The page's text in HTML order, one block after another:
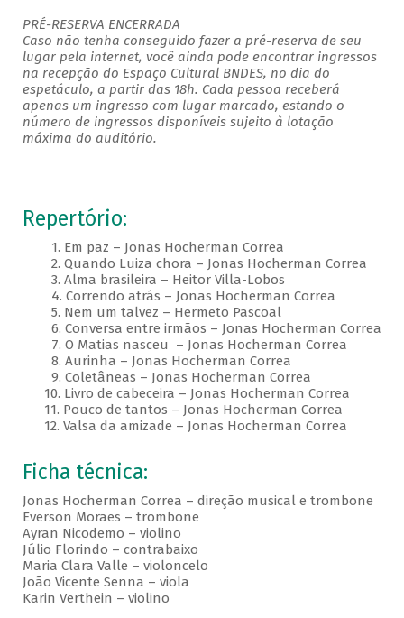
PRÉ-RESERVA ENCERRADA
Caso não tenha conseguido fazer a pré-reserva de seu
lugar pela internet, você ainda pode encontrar ingressos
na recepção do Espaço Cultural BNDES, no dia do
espetáculo, a partir das 18h. Cada pessoa receberá
apenas um ingresso com lugar marcado, estando o
número de ingressos disponíveis sujeito à lotação
máxima do auditório.
Repertório:
1. Em paz – Jonas Hocherman Correa
2. Quando Luiza chora – Jonas Hocherman Correa
3. Alma brasileira – Heitor Villa-Lobos
4. Correndo atrás – Jonas Hocherman Correa
5. Nem um talvez – Hermeto Pascoal
6. Conversa entre irmãos – Jonas Hocherman Correa
7. O Matias nasceu – Jonas Hocherman Correa
8. Aurinha – Jonas Hocherman Correa
9. Coletâneas – Jonas Hocherman Correa
10. Livro de cabeceira – Jonas Hocherman Correa
11. Pouco de tantos – Jonas Hocherman Correa
12. Valsa da amizade – Jonas Hocherman Correa
Ficha técnica:
Jonas Hocherman Correa – direção musical e trombone
Everson Moraes – trombone
Ayran Nicodemo – violino
Júlio Florindo – contrabaixo
Maria Clara Valle – violoncelo
João Vicente Senna – viola
Karin Verthein – violino